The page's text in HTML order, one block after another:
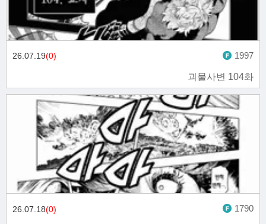
괴물사변 104화
26.07.19(0) 1997
26.07.18(0) 1790